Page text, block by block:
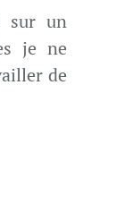
sur un
je ne
de